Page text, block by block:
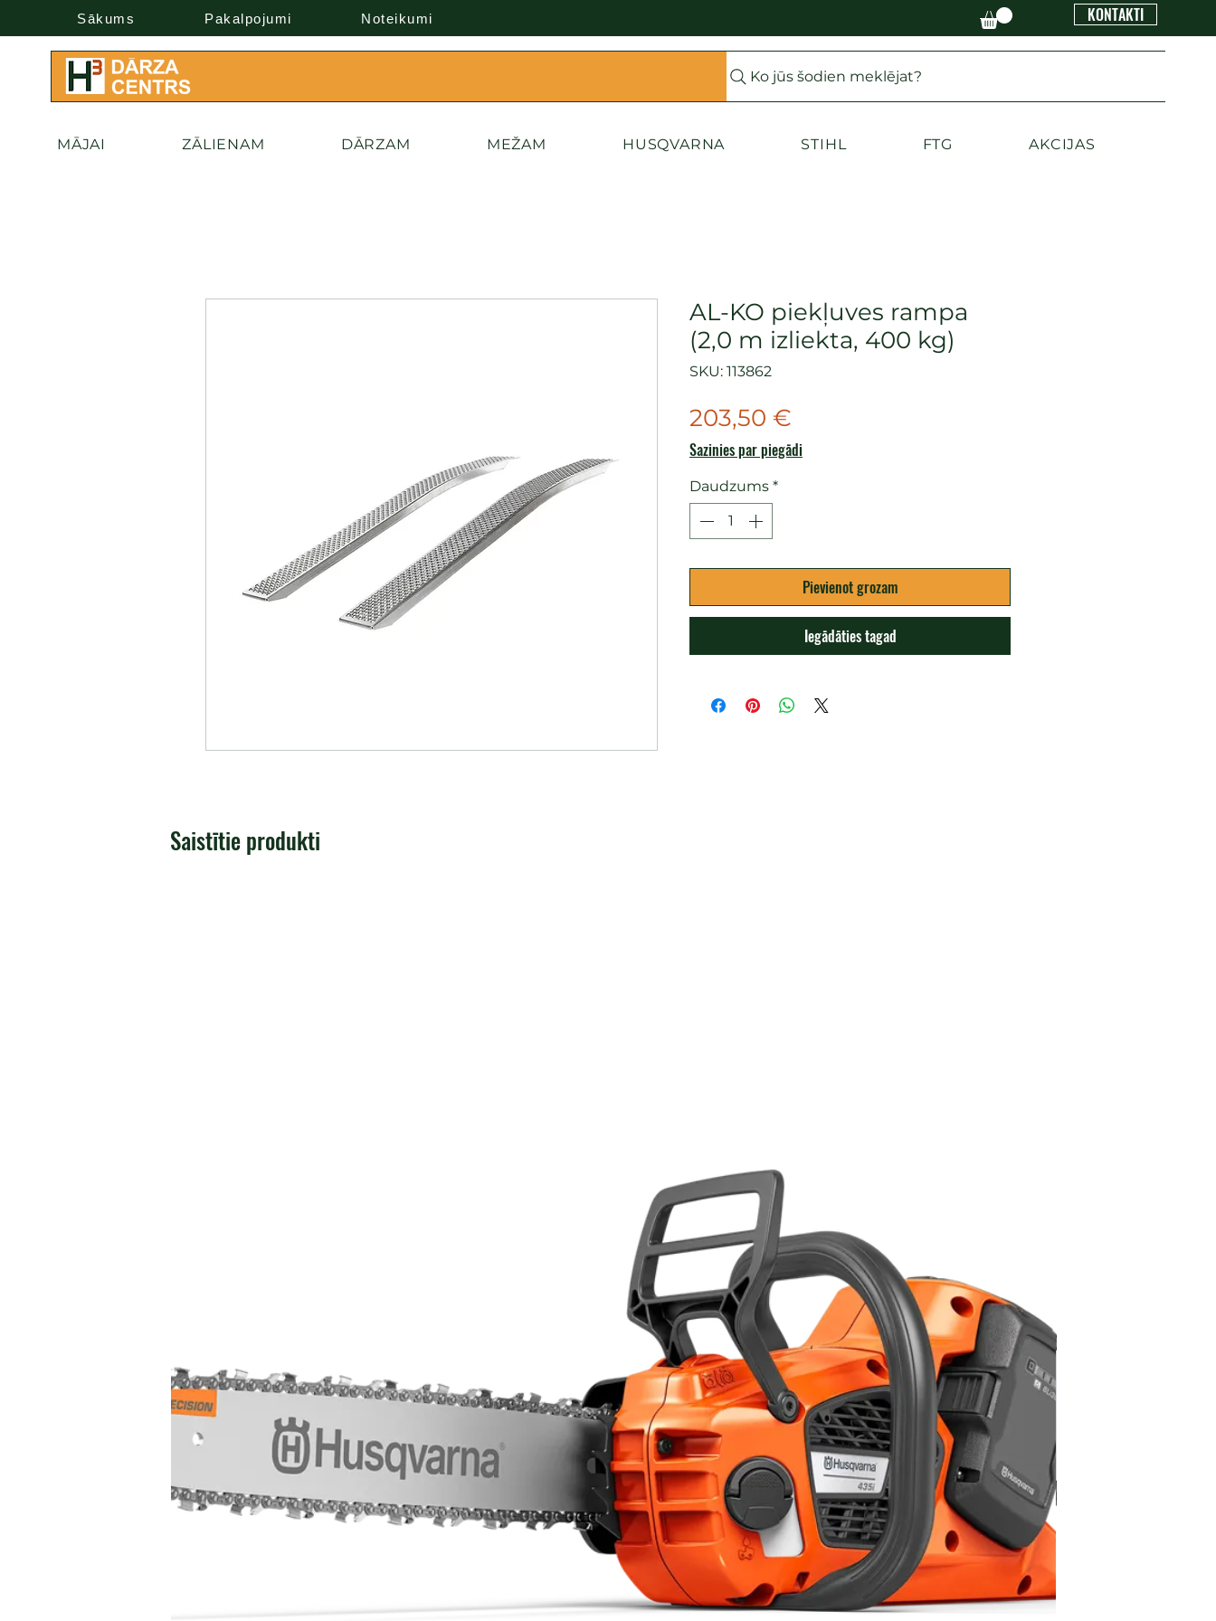
Sākums Pakalpojumi Noteikumi KONTAKTI
Ko jūs šodien meklējat?
MĀJAI ZĀLIENAM DĀRZAM MEŽAM HUSQVARNA STIHL FTG AKCIJAS
AL-KO piekļuves rampa
(2,0 m izliekta, 400 kg)
SKU: 113862
203,50 €
Sazinies par piegādi
Daudzums *
Pievienot grozam
Iegādāties tagad
Saistītie produkti